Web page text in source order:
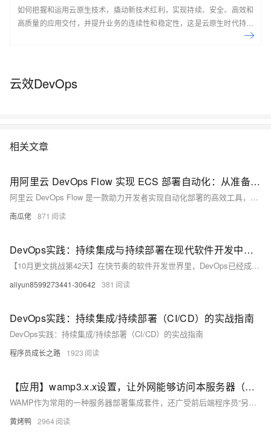
如何把握和运用云原生技术，撬动新技术红利，实现持续、安全、高效和
高质量的应用交付，并提升业务的连续性和稳定性，这是云原生时代持续
交付共同面对的机会和挑战。本课程由阿里云开发者学堂和阿里云云效共
沿技术：了解云原生下DevOps的正确姿势，享受云原生带来的技术红利
系统知识：全局视角看软件研发生命周期，系统学习DevOps实践技能 课
量守护：构建和维护测试和质量守护体系 安全保障：打造可信交付的安全
云效DevOps
相关文章
用阿里云 DevOps Flow 实现 ECS 部署自动化：从准备到落地的完整指南
阿里云 DevOps Flow 是一款助力开发者实现自动化部署的高效工具，支持代码流水线构建、测试与部署至ECS实例，显著提升交付效率与稳定性。本文详解如何通过 Flow 自动部署 Bash 脚本至 ECS，涵盖环境准备、流水线搭建、源码接入、部署流程设计及结果验证，助你快速上手云上自动化运维。
南瓜佬 871
DevOps实践：持续集成与持续部署在现代软件开发中的作用
【10月更文挑战第42天】在快节奏的软件开发世界里，DevOps已经成为一种提升效率、确保质量和加速交付的重要方法。本文将深入探讨DevOps的核心组成部分—持续集成(CI)和持续部署(CD)—并展示它们如何通过自动化流程优化开发周期。我们将从基础概念讲起，逐步过渡到实际操作，最终通过一个简单代码示例来演示这一过程。文章旨在为读者提供清晰的指导，帮助他们理解和实现CI/CD流程，从而在软件开发领域取得竞争优势。
aliyun8599273441-30642 381
DevOps实践：持续集成/持续部署（CI/CD）的实战指南
DevOps实践：持续集成/持续部署（CI/CD）的实战指南
程序员成长之路 1923
【应用】wamp3.x.x设置，让外网能够访问本服务器（Windows）
WAMP作为常用的一种服务器部署集成套件，还广受前后端程序员“另外”的喜爱，即广泛配合各类教程进行本地的调试。然而，许多人却在无法让外网访问WAMP服务器的问题上犯了难。希望这篇文章可以帮到有需要的人。
黄烤鸭 2964